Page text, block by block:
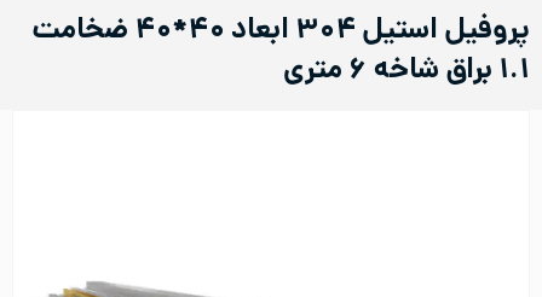
پروفیل استیل ۳۰۴ ابعاد ۴۰*۴۰ ضخامت
۱.۱ براق شاخه ۶ متری